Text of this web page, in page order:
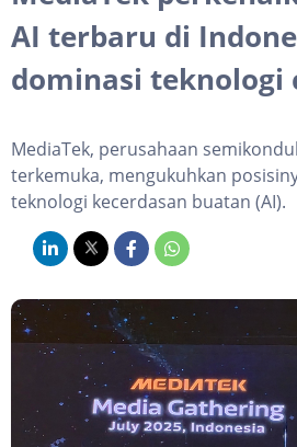
AI terbaru di
dominasi teknologi
MediaTek, perusahaan
terkemuka, mengukuhkan
teknologi kecerdasan buatan (AI).